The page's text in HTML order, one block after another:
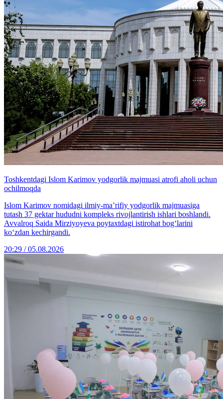
Toshkentdagi Islom Karimov yodgorlik majmuasi atrofi aholi uchun
ochilmoqda
Islom Karimov nomidagi ilmiy-ma’rifiy yodgorlik majmuasiga
tutash 37 gektar hududni kompleks rivojlantirish ishlari boshlandi.
Avvalroq Saida Mirziyoyeva poytaxtdagi istirohat bog‘larini
ko‘zdan kechirgandi.
20:29 / 05.08.2026